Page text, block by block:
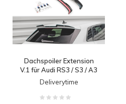
Dachspoiler Extension
V.1 für Audi RS3 / S3 / A3
S line Sportback 8Y
Deliverytime